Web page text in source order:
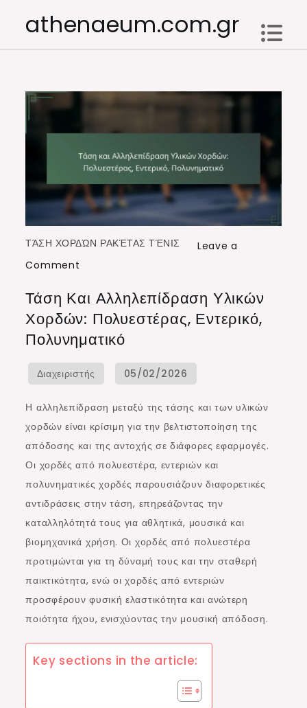
athenaeum.com.gr
ΤΆΣΗ ΧΟΡΔΏΝ ΡΑΚΈΤΑΣ ΤΈΝΙΣ
Leave a
Comment
και
Αλληλεπίδραση
Υλικών
Χορδών:
Πολυεστέρας,
Τάση Και Αλληλεπίδραση Υλικών
Χορδών: Πολυεστέρας, Εντερικό,
Πολυνηματικό
Η αλληλεπίδραση μεταξύ της τάσης και των υλικών
χορδών είναι κρίσιμη για την βελτιστοποίηση της
απόδοσης και της αντοχής σε διάφορες εφαρμογές.
Οι χορδές από πολυεστέρα, εντεριών και
πολυνηματικές χορδές παρουσιάζουν διαφορετικές
αντιδράσεις στην τάση, επηρεάζοντας την
καταλληλότητά τους για αθλητικά, μουσικά και
βιομηχανικά χρήση. Οι χορδές από πολυεστέρα
προτιμώνται για τη δύναμή τους και την σταθερή
παικτικότητα, ενώ οι χορδές από εντεριών
προσφέρουν φυσική ελαστικότητα και ανώτερη
ποιότητα ήχου, ενισχύοντας την μουσική απόδοση.
Key sections in the article: